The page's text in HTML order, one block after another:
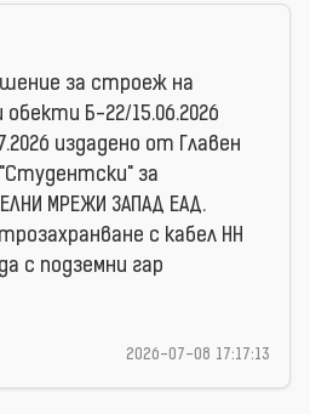
за строеж на
Б-22/15.06.2026
издаденo от Главен
за
МРЕЖИ ЗАПАД ЕАД.
с кабел НН
с подземни гар
2026-07-08 17:17:13